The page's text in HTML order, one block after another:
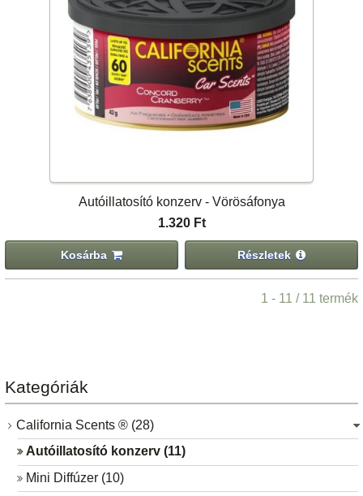
Autóillatosító konzerv - Vörösáfonya
1.320 Ft
Kosárba Részletek
1 - 11 / 11 termék
Kategóriák
California Scents ® (28)
Autóillatosító konzerv (11)
Mini Diffúzer (10)